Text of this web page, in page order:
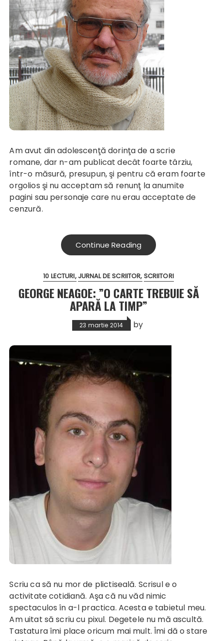
Am avut din adolescenţă dorinţa de a scrie
romane, dar n-am publicat decât foarte târziu,
într-o măsură, presupun, şi pentru că eram foarte
orgolios şi nu acceptam să renunţ la anumite
pagini sau personaje care nu erau acceptate de
cenzură.
Continue Reading
10 LECTURI JURNAL DE SCRIITOR SCRIITORI
GEORGE NEAGOE: ”O CARTE TREBUIE SĂ
APARĂ LA TIMP”
23 martie 2014 by
Scriu ca să nu mor de plictiseală. Scrisul e o
activitate cotidiană. Aşa că nu văd nimic
spectaculos în a-l practica. Acesta e tabietul meu.
Am uitat să scriu cu pixul. Degetele nu mă ascultă.
Tastatura îmi place oricum mai mult. Îmi dă o stare